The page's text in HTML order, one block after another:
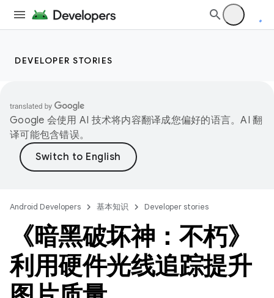
DEVELOPER STORIES
Google 会使用 AI 技术将内容翻译成您偏好的语言。AI 翻
译可能包含错误。
Android Developers 基本知识 Developer stories
《暗黑破坏神：不朽》
利用硬件光线追踪提升